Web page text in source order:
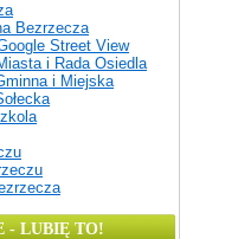
Bezrzecza
Street View
i Rada Osiedla
i Miejska
- LUBIĘ TO!